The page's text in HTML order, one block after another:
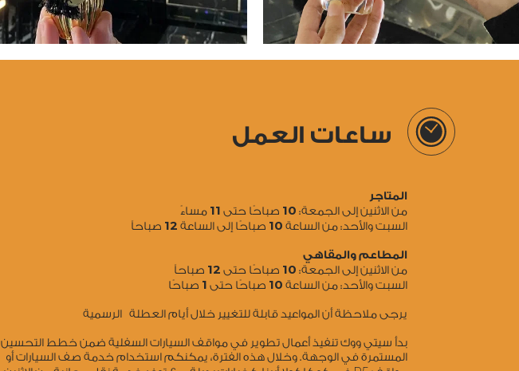
ساعات العمل
المتاجر
من الاثنين إلى الجمعة: 10 صباحًا حتى 11 مساءً
السبت والأحد: من الساعة 10 صباحًا إلى الساعة 12 صباحاً
المطاعم والمقاهي
من الاثنين إلى الجمعة: 10 صباحًا حتى 12 صباحاً
السبت والأحد: من الساعة 10 صباحًا حتى 1 صباحًا
يرجى ملاحظة أن المواعيد قابلة للتغيير خلال أيام العطلة الرسمية
بدأ سيتي ووك تنفيذ أعمال تطوير في مواقف السيارات السفلية ضمن خطط التحسين
المستمرة في الوجهة. وخلال هذه الفترة، يمكنكم استخدام خدمة صف السيارات أو